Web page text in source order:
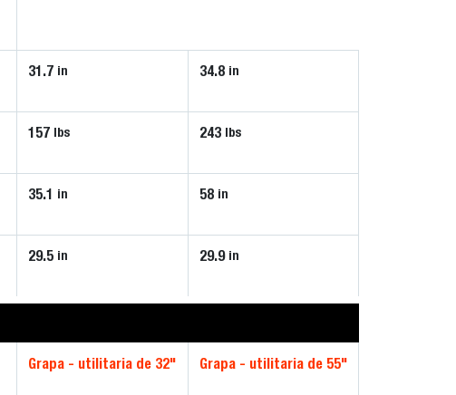
31.7 in 34.8 in
157 lbs 243 lbs
35.1 in 58 in
29.5 in 29.9 in
Grapa - utilitaria de 32" Grapa - utilitaria de 55"